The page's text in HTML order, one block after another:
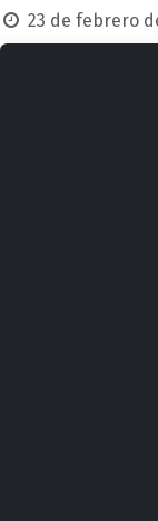
23 de febrero